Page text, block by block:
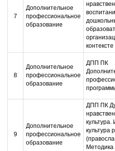
7
Дополнительное
профессиональное
образование
8
Дополнительное
профессиональное
образование
ДПП ПК
9
Дополнительное
профессиональное
образование
ДПП ПК
культура.
культура
Методика